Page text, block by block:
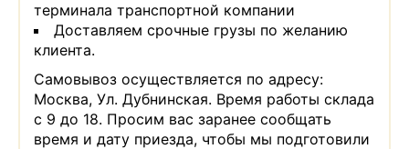
терминала транспортной компании
Доставляем срочные грузы по желанию
клиента.
Самовывоз осуществляется по адресу:
Москва, Ул. Дубнинская. Время работы склада
с 9 до 18. Просим вас заранее сообщать
время и дату приезда, чтобы мы подготовили